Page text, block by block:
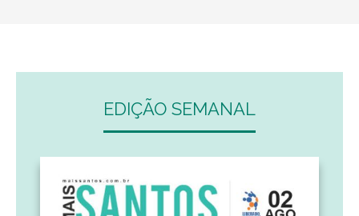
EDIÇÃO SEMANAL